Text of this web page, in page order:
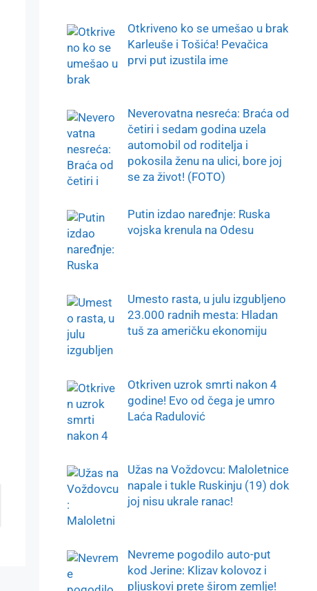
Otkriveno ko se umešao u brak
Karleuše i Tošića! Pevačica
prvi put izustila ime
Neverovatna nesreća: Braća od
četiri i sedam godina uzela
automobil od roditelja i
pokosila ženu na ulici, bore joj
se za život! (FOTO)
Putin izdao naređnje: Ruska
vojska krenula na Odesu
Umesto rasta, u julu izgubljeno
23.000 radnih mesta: Hladan
tuš za američku ekonomiju
Otkriven uzrok smrti nakon 4
godine! Evo od čega je umro
Laća Radulović
Užas na Voždovcu: Maloletnice
napale i tukle Ruskinju (19) dok
joj nisu ukrale ranac!
Nevreme pogodilo auto-put
kod Jerine: Klizav kolovoz i
pljuskovi prete širom zemlje!